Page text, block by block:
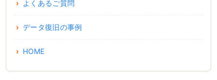
よくあるご質問
データ復旧の事例
HOME